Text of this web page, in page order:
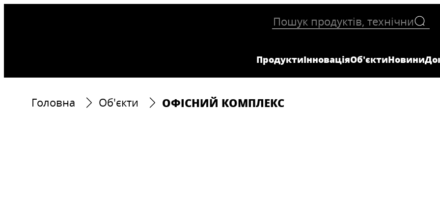
ПродуктиІнноваціяОб'єктиНовини
Головна Об'єкти ОФІСНИЙ КОМПЛЕКС